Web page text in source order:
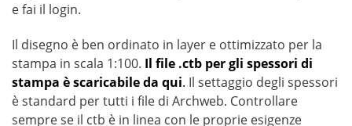
e fai il login.
Il disegno è ben ordinato in layer e ottimizzato per la
stampa in scala 1:100. Il file .ctb per gli spessori di
stampa è scaricabile da qui. Il settaggio degli spessori
è standard per tutti i file di Archweb. Controllare
sempre se il ctb è in linea con le proprie esigenze